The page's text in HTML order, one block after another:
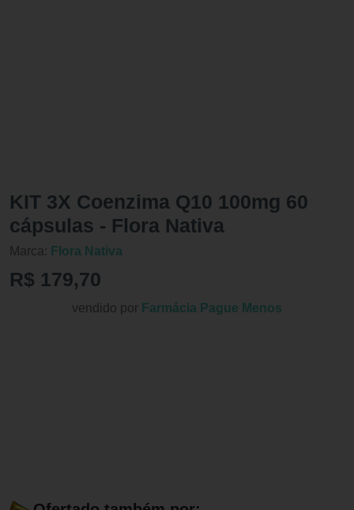
KIT 3X Coenzima Q10 100mg 60
cápsulas - Flora Nativa
Marca: Flora Nativa
R$ 179,70
vendido por Farmácia Pague Menos